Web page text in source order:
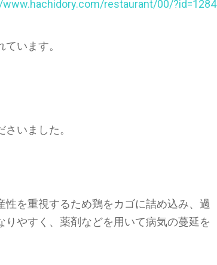
restaurant/00/?id=1284
います。
いました。
を重視するため鶏をカゴに詰め込み、過
やすく、薬剤などを用いて病気の蔓延を